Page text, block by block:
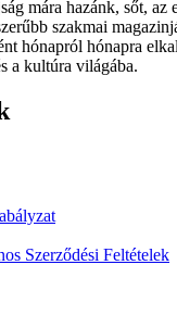
mára hazánk, sőt, az
szakmai
hónapról hónapra
a kultúra világába.
Szerződési Feltételek